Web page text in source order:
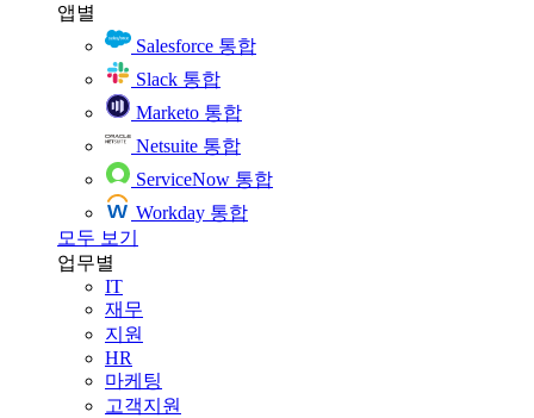
앱별
Salesforce 통합
Slack 통합
Marketo 통합
Netsuite 통합
ServiceNow 통합
Workday 통합
모두 보기
업무별
IT
재무
지원
HR
마케팅
고객지원